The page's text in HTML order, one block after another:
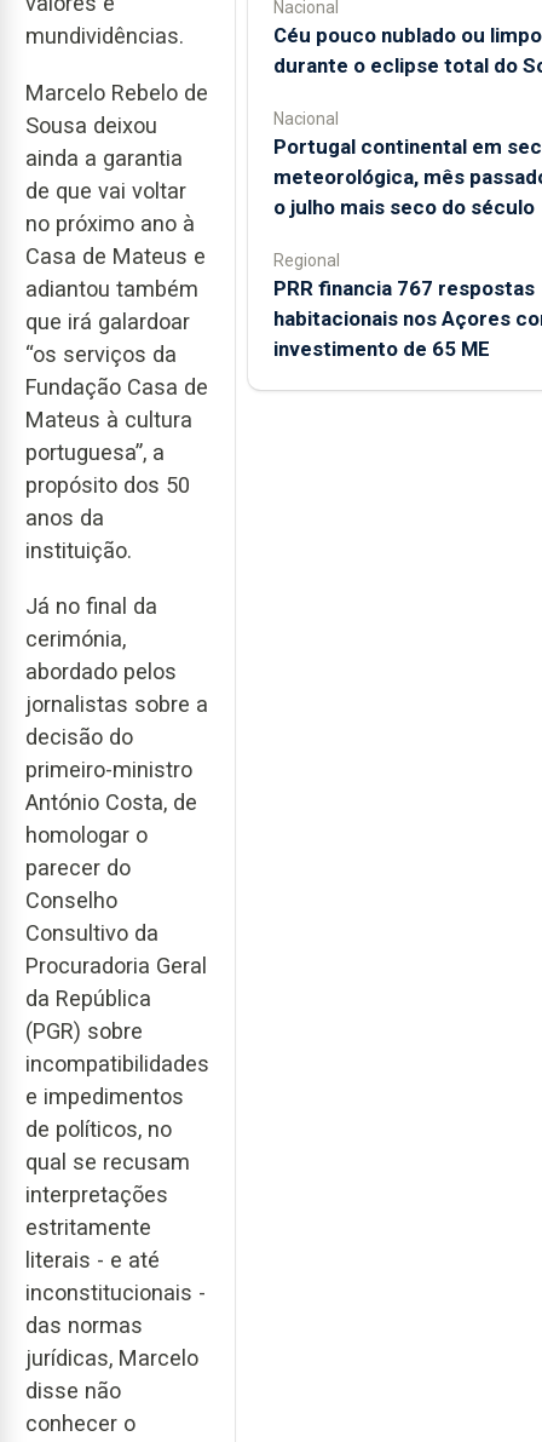
mundividências.
Marcelo Rebelo de
Sousa deixou
ainda a garantia
de que vai voltar
no próximo ano à
Casa de Mateus e
adiantou também
que irá galardoar
“os serviços da
Fundação Casa de
Mateus à cultura
portuguesa”, a
propósito dos 50
anos da
instituição.
Já no final da
cerimónia,
abordado pelos
jornalistas sobre a
decisão do
primeiro-ministro
António Costa, de
homologar o
parecer do
Conselho
Consultivo da
Procuradoria Geral
da República
(PGR) sobre
incompatibilidades
e impedimentos
de políticos, no
qual se recusam
interpretações
estritamente
literais - e até
inconstitucionais -
das normas
jurídicas, Marcelo
disse não
conhecer o
Nacional
Céu pouco nublado ou limpo
durante o eclipse total do
Nacional
Portugal continental em
meteorológica, mês
o julho mais seco do século
Regional
PRR financia 767 respostas
habitacionais nos Açores
investimento de 65 ME